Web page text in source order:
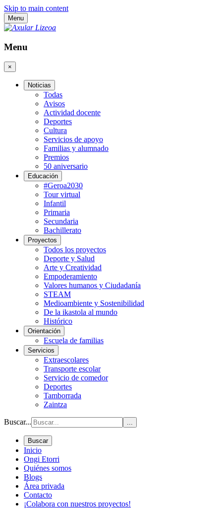
Skip to main content
Menu
Menu
×
Noticias
Todas
Avisos
Actividad docente
Deportes
Cultura
Servicios de apoyo
Familias y alumnado
Premios
50 aniversario
Educación
#Geroa2030
Tour virtual
Infantil
Primaria
Secundaria
Bachillerato
Proyectos
Todos los proyectos
Deporte y Salud
Arte y Creatividad
Empoderamiento
Valores humanos y Ciudadanía
STEAM
Medioambiente y Sostenibilidad
De la ikastola al mundo
Histórico
Orientación
Escuela de familias
Servicios
Extraescolares
Transporte escolar
Servicio de comedor
Deportes
Tamborrada
Zaintza
Buscar... ...
Buscar
Inicio
Ongi Etorri
Quiénes somos
Blogs
Área privada
Contacto
¡Colabora con nuestros proyectos!